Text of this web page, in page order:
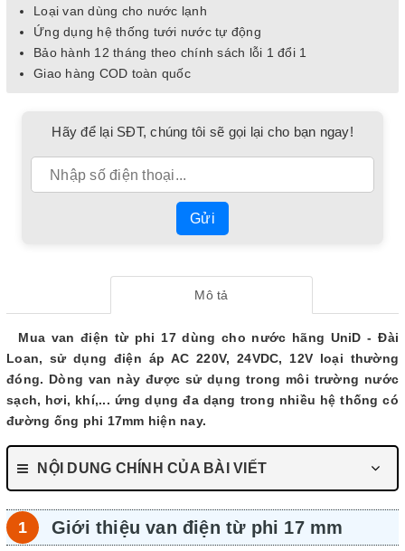
Loại van dùng cho nước lạnh
Ứng dụng hệ thống tưới nước tự động
Bảo hành 12 tháng theo chính sách lỗi 1 đổi 1
Giao hàng COD toàn quốc
Hãy để lại SĐT, chúng tôi sẽ gọi lại cho bạn ngay!
Gửi
Mô tả
Mua van điện từ phi 17 dùng cho nước hãng UniD - Đài
Loan, sử dụng điện áp AC 220V, 24VDC, 12V loại thường
đóng. Dòng van này được sử dụng trong môi trường nước
sạch, hơi, khí,... ứng dụng đa dạng trong nhiều hệ thống có
đường ống phi 17mm hiện nay.
NỘI DUNG CHÍNH CỦA BÀI VIẾT
Giới thiệu van điện từ phi 17 mm